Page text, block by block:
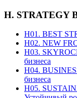
H. STRATEGY
H01. BEST
H02. NEW
H03.
бизнеса
H04.
бизнеса
H05.